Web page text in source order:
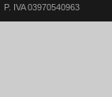
P. IVA 03970540963